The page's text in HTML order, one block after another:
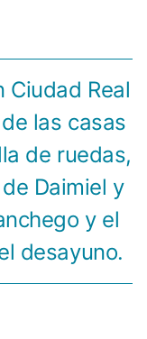
Ciudad Real
las casas
de ruedas,
Daimiel y
y el
desayuno.